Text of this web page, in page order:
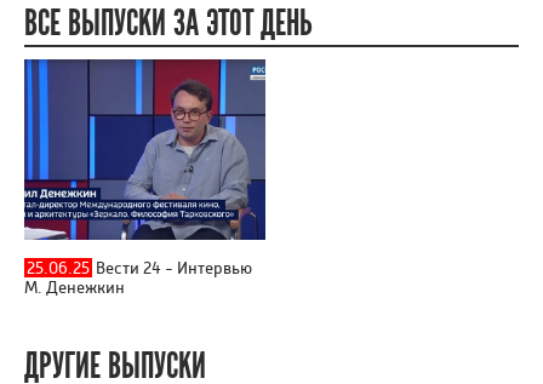
ВСЕ ВЫПУСКИ ЗА ЭТОТ ДЕНЬ
25.06.25 Вести 24 - Интервью
М. Денежкин
ДРУГИЕ ВЫПУСКИ